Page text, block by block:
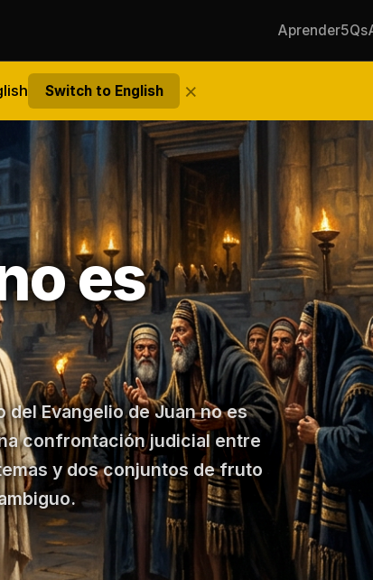
Aprender5Qs
Switch to English ×
es
del Evangelio de Juan no es
confrontación judicial entre
y dos conjuntos de fruto